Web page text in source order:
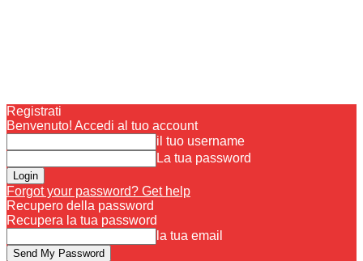
Registrati
Benvenuto! Accedi al tuo account
il tuo username
La tua password
Forgot your password? Get help
Recupero della password
Recupera la tua password
la tua email